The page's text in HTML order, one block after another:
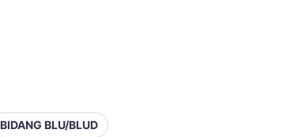
BIDANG BLU/BLUD